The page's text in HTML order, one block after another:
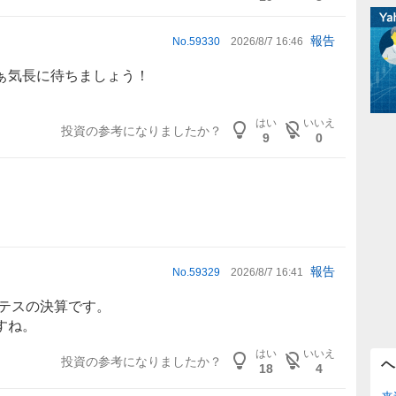
No. 59330 2026/8/7 16:46 報告
長に待ちましょう！
投資の参考になりましたか？
はい
9
いいえ
0
No. 59329 2026/8/7 16:41 報告
スの決算です。
。
投資の参考になりましたか？
はい
18
いいえ
4